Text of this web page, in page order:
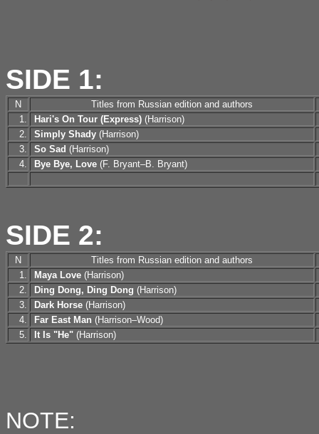
SIDE 1:
N
Titles from Russian edition and authors
1.
Hari's On Tour (Express) (Harrison)
2.
Simply Shady (Harrison)
3.
So Sad (Harrison)
4.
Bye Bye, Love (F. Bryant–B. Bryant)
SIDE 2:
N
Titles from Russian edition and authors
1.
Maya Love (Harrison)
2.
Ding Dong, Ding Dong (Harrison)
3.
Dark Horse (Harrison)
4.
Far East Man (Harrison–Wood)
5.
It Is "He" (Harrison)
NOTE: